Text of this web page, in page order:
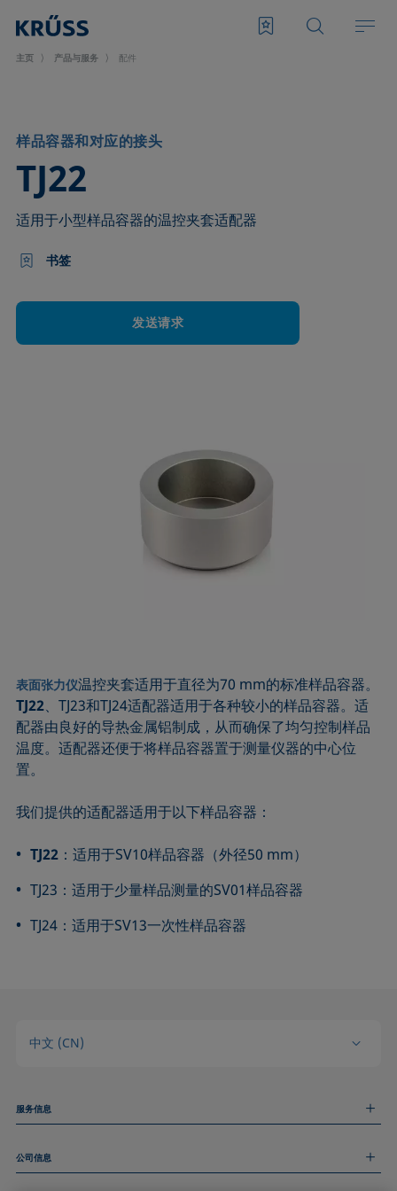
主页 产品与服务 配件
样品容器和对应的接头
TJ22
–
适用于小型样品容器的温控夹套适配器
书签
发送请求
表面张力仪温控夹套适用于直径为70 mm的标准样品容器。
TJ22、TJ23和TJ24适配器适用于各种较小的样品容器。适
配器由良好的导热金属铝制成，从而确保了均匀控制样品
温度。适配器还便于将样品容器置于测量仪器的中心位
置。
我们提供的适配器适用于以下样品容器：
TJ22 ：适用于SV10样品容器（外径50 mm）
TJ23：适用于少量样品测量的SV01样品容器
TJ24：适用于SV13一次性样品容器
中文 (CN)
服务信息
技术服务
公司信息